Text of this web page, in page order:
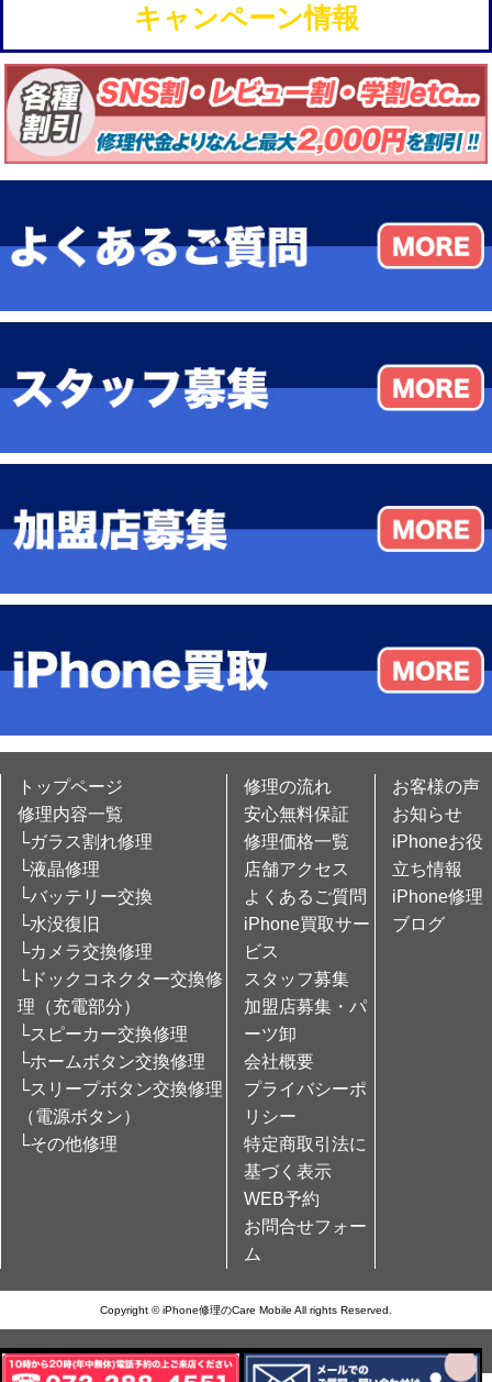
キャンペーン情報
トップページ
修理内容一覧
└ガラス割れ修理
└液晶修理
└バッテリー交換
└水没復旧
└カメラ交換修理
└ドックコネクター交換修
理（充電部分）
└スピーカー交換修理
└ホームボタン交換修理
└スリープボタン交換修理
（電源ボタン）
└その他修理
修理の流れ
安心無料保証
修理価格一覧
店舗アクセス
よくあるご質問
iPhone買取サー
ビス
スタッフ募集
加盟店募集・パ
ーツ卸
会社概要
プライバシーポ
リシー
特定商取引法に
基づく表示
WEB予約
お問合せフォー
ム
お客様の声
お知らせ
iPhoneお役
立ち情報
iPhone修理
ブログ
Copyright © iPhone修理のCare Mobile All rights Reserved.